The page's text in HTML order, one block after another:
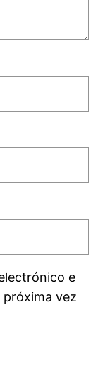
e
vez